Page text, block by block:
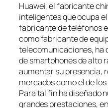
Huawei, el fabricante
inteligentes que ocupa
fabricante de teléfonos
como fabricante de
telecomunicaciones, ha
de smartphones de alto
aumentar su presencia,
mercados como el de
Para tal fin ha diseñado
grandes prestaciones,